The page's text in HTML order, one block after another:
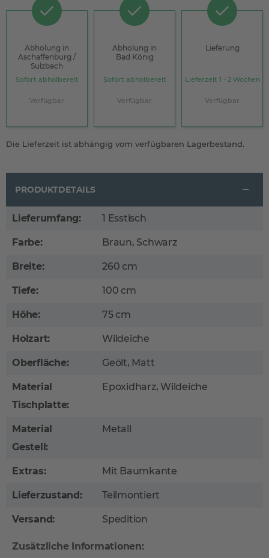
Abholung in
Aschaffenburg /
Sulzbach
Sofort abholbereit
Verfügbar
Abholung in
Bad König
Sofort abholbereit
Verfügbar
Lieferung
Lieferzeit 1 - 2 Wochen
Verfügbar
Die Lieferzeit ist abhängig vom verfügbaren Lagerbestand.
PRODUKTDETAILS
Lieferumfang: 1 Esstisch
Farbe: Braun, Schwarz
Breite: 260 cm
Tiefe: 100 cm
Höhe: 75 cm
Holzart: Wildeiche
Oberfläche: Geölt, Matt
Material
Tischplatte:
Epoxidharz, Wildeiche
Material
Gestell:
Metall
Extras: Mit Baumkante
Lieferzustand: Teilmontiert
Versand: Spedition
Zusätzliche Informationen: